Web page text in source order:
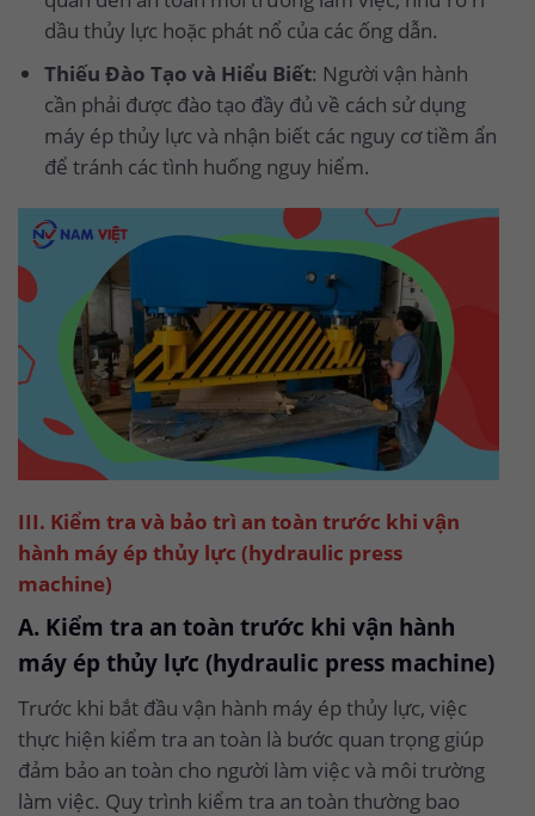
dầu thủy lực hoặc phát nổ của các ống dẫn.
Thiếu Đào Tạo và Hiểu Biết: Người vận hành
cần phải được đào tạo đầy đủ về cách sử dụng
máy ép thủy lực và nhận biết các nguy cơ tiềm ẩn
để tránh các tình huống nguy hiểm.
III. Kiểm tra và bảo trì an toàn trước khi vận
hành máy ép thủy lực (hydraulic press
machine)
A. Kiểm tra an toàn trước khi vận hành
máy ép thủy lực (hydraulic press machine)
Trước khi bắt đầu vận hành máy ép thủy lực, việc
thực hiện kiểm tra an toàn là bước quan trọng giúp
đảm bảo an toàn cho người làm việc và môi trường
làm việc. Quy trình kiểm tra an toàn thường bao